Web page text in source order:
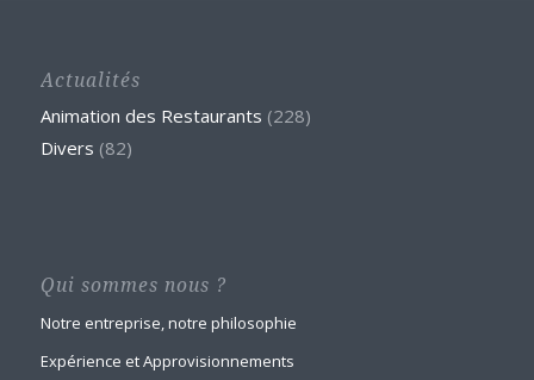
Actualités
Animation des Restaurants (228)
Divers (82)
Qui sommes nous ?
Notre entreprise, notre philosophie
Expérience et Approvisionnements